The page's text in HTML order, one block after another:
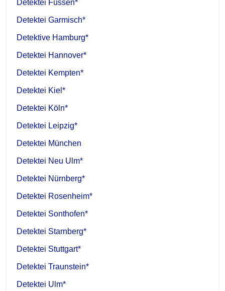
Detektei Füssen*
Detektei Garmisch*
Detektive Hamburg*
Detektei Hannover*
Detektei Kempten*
Detektei Kiel*
Detektei Köln*
Detektei Leipzig*
Detektei München
Detektei Neu Ulm*
Detektei Nürnberg*
Detektei Rosenheim*
Detektei Sonthofen*
Detektei Starnberg*
Detektei Stuttgart*
Detektei Traunstein*
Detektei Ulm*